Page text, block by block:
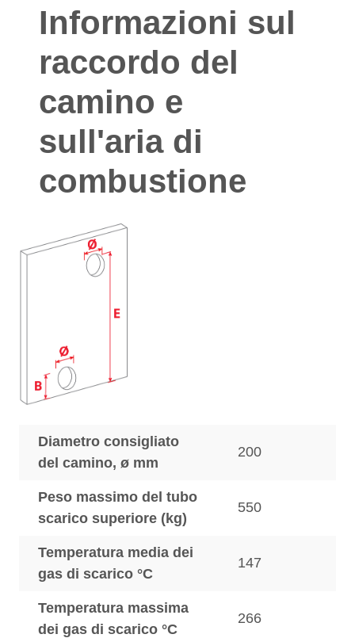
Informazioni sul
raccordo del
camino e
sull'aria di
combustione
Diametro consigliato
del camino, ø mm
200
Peso massimo del tubo
scarico superiore (kg)
550
Temperatura media dei
gas di scarico °C
147
Temperatura massima
dei gas di scarico °C
266